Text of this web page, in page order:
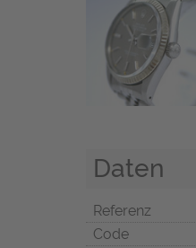
Daten
Referenz
Code